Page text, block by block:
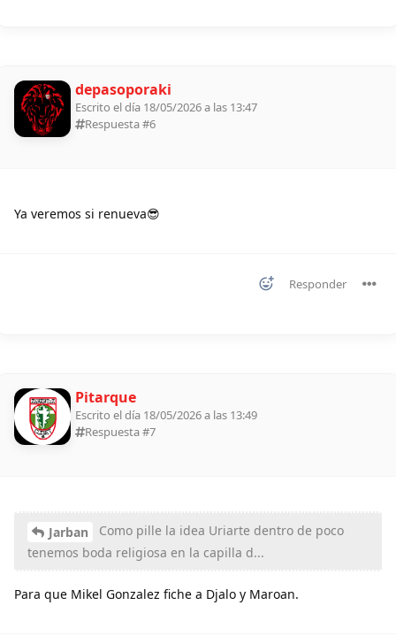
depasoporaki
Escrito el día 18/05/2026 a las 13:47
Respuesta #6
Ya veremos si renueva😎
Responder
Pitarque
Escrito el día 18/05/2026 a las 13:49
Respuesta #7
Jarban
Como pille la idea Uriarte dentro de poco
tenemos boda religiosa en la capilla d...
Para que Mikel Gonzalez fiche a Djalo y Maroan.